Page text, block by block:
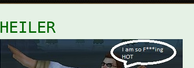
HEILER